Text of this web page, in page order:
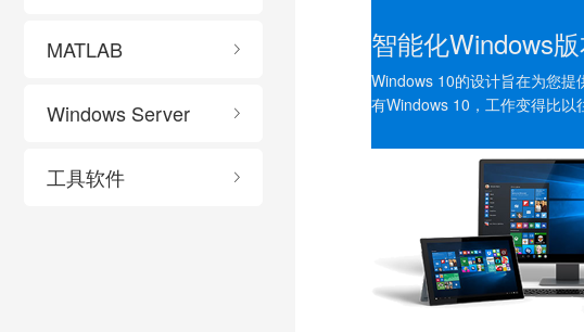
MATLAB
Windows Server
工具软件
智能化Windows
Windows 10的设计旨在为您提
有Windows 10，工作变得比以